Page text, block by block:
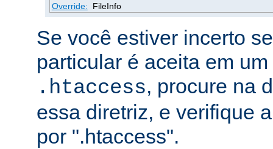
Override:
FileInfo
Se você estiver incerto
particular é aceita em
.htaccess, procure na
essa diretriz, e verifique
por ".htaccess".